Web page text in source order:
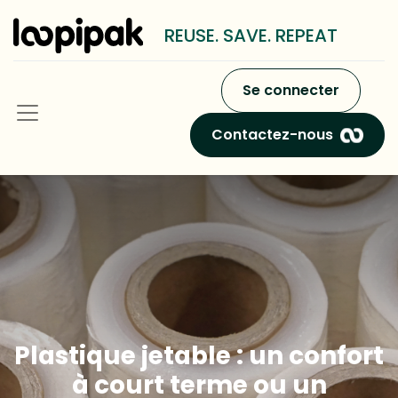
REUSE. SAVE. REPEAT
Se connecter
Contactez-nous
Plastique jetable : un confort
à court terme ou un